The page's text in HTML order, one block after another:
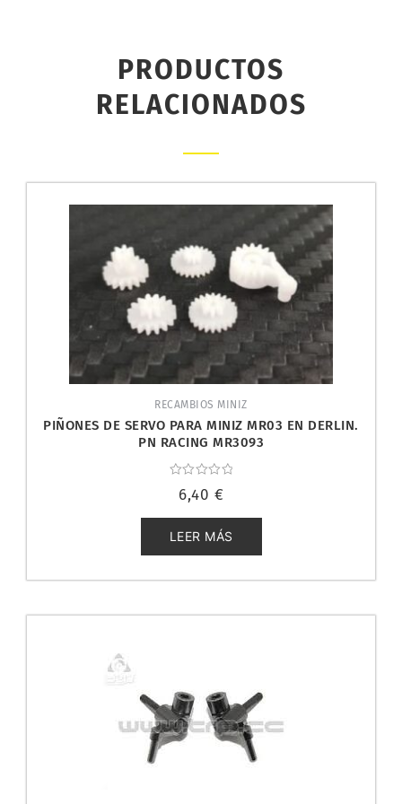
PRODUCTOS
RELACIONADOS
RECAMBIOS MINIZ
PIÑONES DE SERVO PARA MINIZ MR03 EN DERLIN.
PN RACING MR3093
con
de
5
6,40 €
LEER MÁS